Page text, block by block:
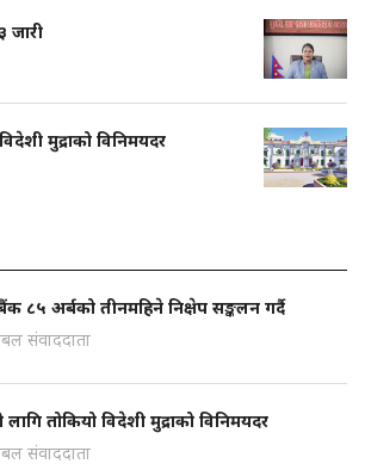
जारी
मुद्राको विनिमयदर
८५ अर्बको तीनमहिने निक्षेप सङ्कलन गर्दै
संवाददाता
तोकियो विदेशी मुद्राको विनिमयदर
संवाददाता